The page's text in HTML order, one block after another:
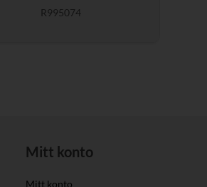
R995074
Mitt konto
Mitt konto